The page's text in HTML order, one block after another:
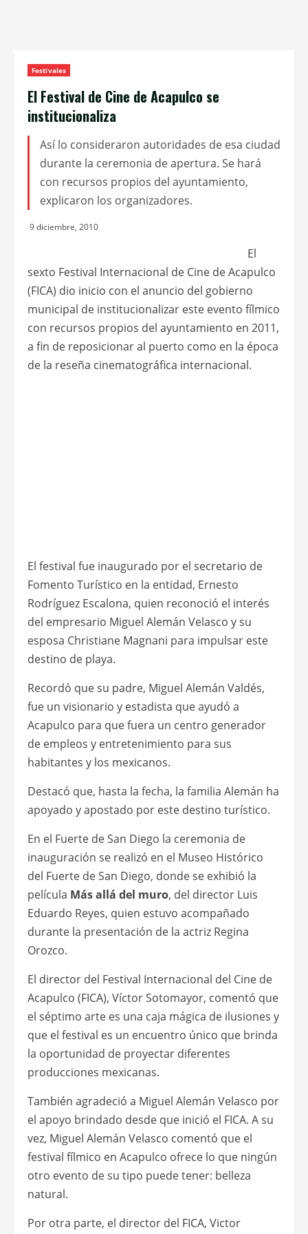
Festivales
El Festival de Cine de Acapulco se
institucionaliza
Así lo consideraron autoridades de esa ciudad
durante la ceremonia de apertura. Se hará
con recursos propios del ayuntamiento,
explicaron los organizadores.
9 diciembre, 2010
El
sexto Festival Internacional de Cine de Acapulco
(FICA) dio inicio con el anuncio del gobierno
municipal de institucionalizar este evento fílmico
con recursos propios del ayuntamiento en 2011,
a fin de reposicionar al puerto como en la época
de la reseña cinematográfica internacional.
El festival fue inaugurado por el secretario de
Fomento Turístico en la entidad, Ernesto
Rodríguez Escalona, quien reconoció el interés
del empresario Miguel Alemán Velasco y su
esposa Christiane Magnani para impulsar este
destino de playa.
Recordó que su padre, Miguel Alemán Valdés,
fue un visionario y estadista que ayudó a
Acapulco para que fuera un centro generador
de empleos y entretenimiento para sus
habitantes y los mexicanos.
Destacó que, hasta la fecha, la familia Alemán ha
apoyado y apostado por este destino turístico.
En el Fuerte de San Diego la ceremonia de
inauguración se realizó en el Museo Histórico
del Fuerte de San Diego, donde se exhibió la
película Más allá del muro, del director Luis
Eduardo Reyes, quien estuvo acompañado
durante la presentación de la actriz Regina
Orozco.
El director del Festival Internacional del Cine de
Acapulco (FICA), Víctor Sotomayor, comentó que
el séptimo arte es una caja mágica de ilusiones y
que el festival es un encuentro único que brinda
la oportunidad de proyectar diferentes
producciones mexicanas.
También agradeció a Miguel Alemán Velasco por
el apoyo brindado desde que inició el FICA. A su
vez, Miguel Alemán Velasco comentó que el
festival fílmico en Acapulco ofrece lo que ningún
otro evento de su tipo puede tener: belleza
natural.
Por otra parte, el director del FICA, Victor